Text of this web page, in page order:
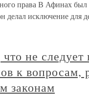
права В Афинах был
делал исключение для
не следует
к вопросам,
законам